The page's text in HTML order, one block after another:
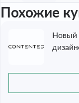
Похожие
Новый